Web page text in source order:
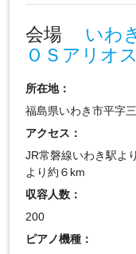
会場 いわ
ＯＳアリオ
所在地：
福島県いわき市平字
アクセス：
JR常磐線いわき駅よ
より約６km
収容人数：
200
ピアノ機種：